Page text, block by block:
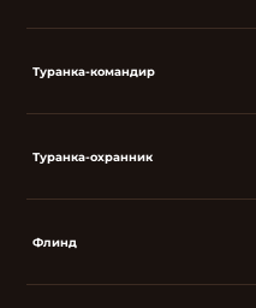
Туранка-командир
Туранка-охранник
Флинд